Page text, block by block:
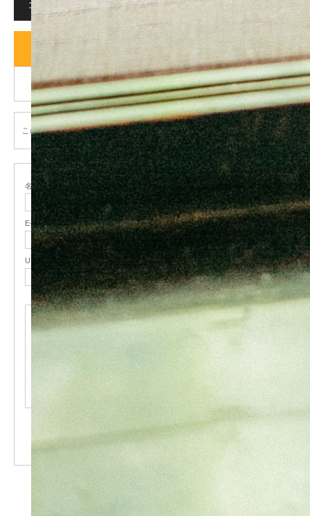
コメント
トラックバックは利用できません。
この記事へのコメントはありません。
名前 ( 必須 )
E-MAIL ( 必須 ) - 公開されません -
URL